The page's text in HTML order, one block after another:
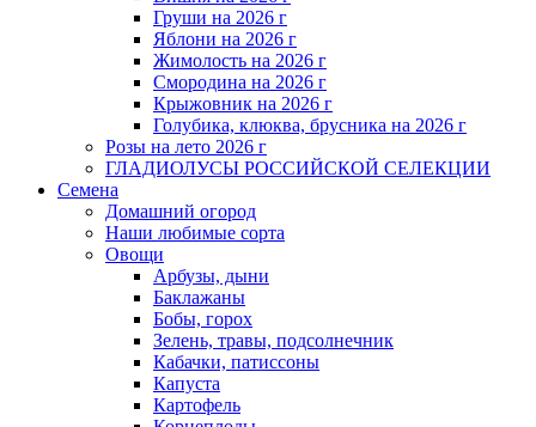
Груши на 2026 г
Яблони на 2026 г
Жимолость на 2026 г
Смородина на 2026 г
Крыжовник на 2026 г
Голубика, клюква, брусника на 2026 г
Розы на лето 2026 г
ГЛАДИОЛУСЫ РОССИЙСКОЙ СЕЛЕКЦИИ
Семена
Домашний огород
Наши любимые сорта
Овощи
Арбузы, дыни
Баклажаны
Бобы, горох
Зелень, травы, подсолнечник
Кабачки, патиссоны
Капуста
Картофель